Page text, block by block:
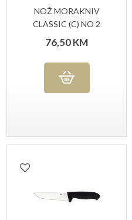
NOŽ MORAKNIV
CLASSIC (C) NO 2
76,50KM